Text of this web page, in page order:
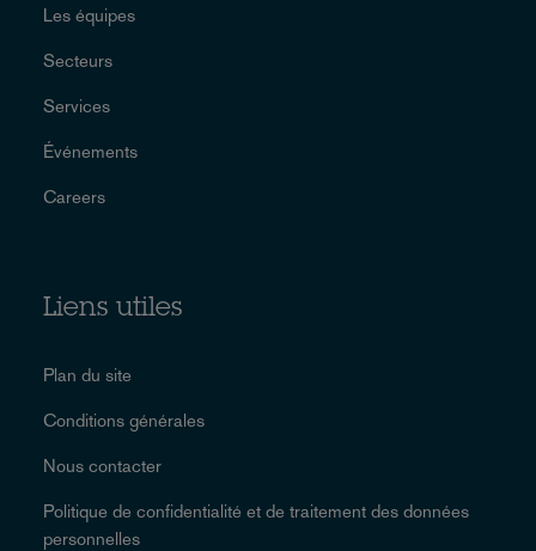
Les équipes
Secteurs
Services
Événements
Careers
Liens utiles
Plan du site
Conditions générales
Nous contacter
Politique de confidentialité et de traitement des données
personnelles